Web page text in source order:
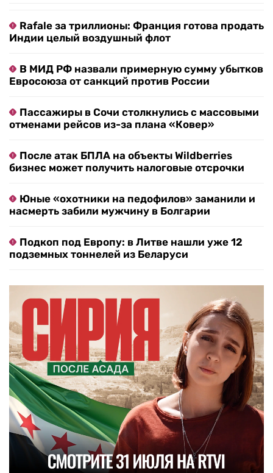
Rafale за триллионы: Франция готова продать
Индии целый воздушный флот
В МИД РФ назвали примерную сумму убытков
Евросоюза от санкций против России
Пассажиры в Сочи столкнулись с массовыми
отменами рейсов из-за плана «Ковер»
После атак БПЛА на объекты Wildberries
бизнес может получить налоговые отсрочки
Юные «охотники на педофилов» заманили и
насмерть забили мужчину в Болгарии
Подкоп под Европу: в Литве нашли уже 12
подземных тоннелей из Беларуси